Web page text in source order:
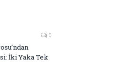
0
İki Yaka Tek